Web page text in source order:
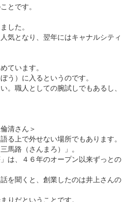
とです。
した。
気となり、翌年にはキャナルシティ
ています。
う）に入るというのです。
。職人としての腕試しでもあるし、
清さん＞
る上で外せない場所でもあります。
馬路（さんまろ）」。
は、４６年のオープン以来ずっとの
を聞くと、創業したのは井上さんの
りだということです。